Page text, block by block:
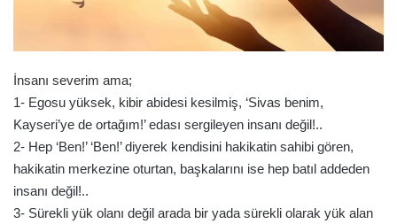
İnsanı severim ama;
1- Egosu yüksek, kibir abidesi kesilmiş, ‘Sivas benim,
Kayseri’ye de ortağım!’ edası sergileyen insanı değil!..
2- Hep ‘Ben!’ ‘Ben!’ diyerek kendisini hakikatin sahibi gören,
hakikatin merkezine oturtan, başkalarını ise hep batıl addeden
insanı değil!..
3- Sürekli yük olanı değil arada bir yada sürekli olarak yük alan